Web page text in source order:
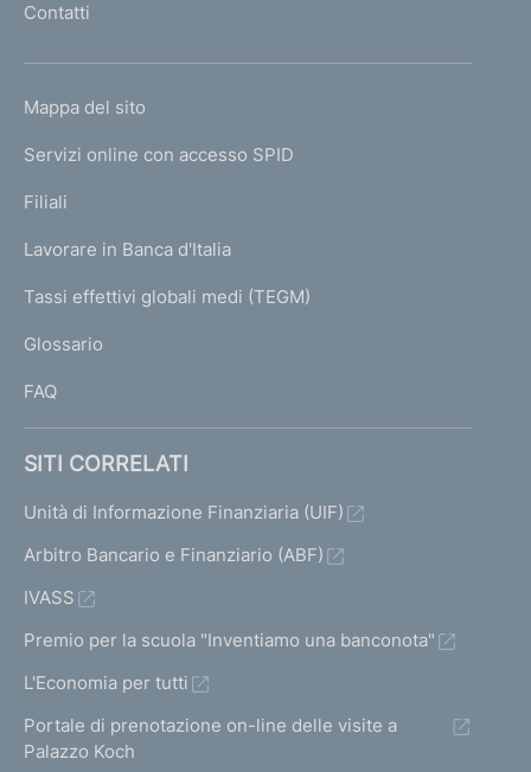
'
m
e
a
g
Contatti
L
N
K
T
I
I
Mappa del sito
Servizi online con accesso SPID
Filiali
Lavorare in Banca d'Italia
Tassi effettivi globali medi (TEGM)
Glossario
FAQ
SITI CORRELATI
Unità di Informazione Finanziaria (UIF)
Arbitro Bancario e Finanziario (ABF)
IVASS
Premio per la scuola "Inventiamo una banconota"
L'Economia per tutti
Portale di prenotazione on-line delle visite a
Palazzo Koch